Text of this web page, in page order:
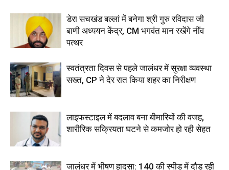
डेरा सचखंड बल्लां में बनेगा श्री गुरु रविदास जी
बाणी अध्ययन केंद्र, CM भगवंत मान रखेंगे नींव
पत्थर
स्वतंत्रता दिवस से पहले जालंधर में सुरक्षा व्यवस्था
सख्त, CP ने देर रात किया शहर का निरीक्षण
लाइफस्टाइल में बदलाव बना बीमारियों की वजह,
शारीरिक सक्रियता घटने से कमजोर हो रही सेहत
जालंधर में भीषण हादसा: 140 की स्पीड में दौड़ रही